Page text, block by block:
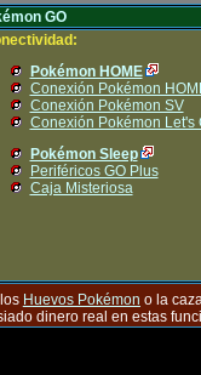
GO
Pokémon HOME
Conexión Pokémon
Conexión Pokémon SV
Conexión Pokémon Let's
Pokémon Sleep
Periféricos GO Plus
Caja Misteriosa
Huevos Pokémon o la
dinero real en estas